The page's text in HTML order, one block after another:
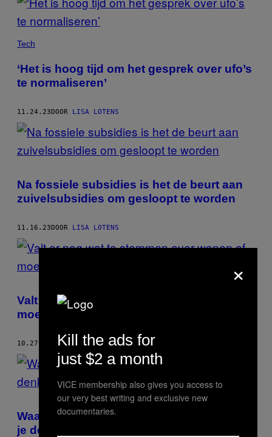
Tech
‘Het is hoog tijd om het gesprek over ufo’s
te normaliseren’
11.24.23DOOR LISA LOTENS
Na fossiele subsidies is het de beurt aan
zuivelsubsidies om gesloopt te worden
11.16.23DOOR LISA LOTENS
Valt er nog wat te stemmen over wonen of
moet de koevoet weer uit ’t vet?
10.27.23 DOOR LISA LOTENS
Waarom jij meer politieke macht hebt dan
je denkt
×
Kill the ads for
just $2 a month
VICE membership also gives you access to
our very best writing and exclusive new
documentaries.